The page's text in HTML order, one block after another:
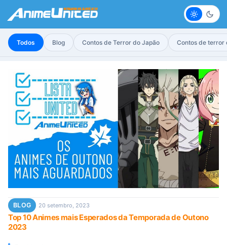
Claro
Todos Blog Contos de Terror do Japão Contos de terror
BLOG 20 setembro, 2023
Top 10 Animes mais Esperados da Temporada de Outono
2023